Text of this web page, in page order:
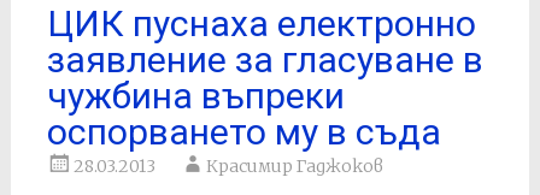
ЦИК пуснаха електронно
заявление за гласуване в
чужбина въпреки
оспорването му в съда
28.03.2013 Красимир Гаджоков